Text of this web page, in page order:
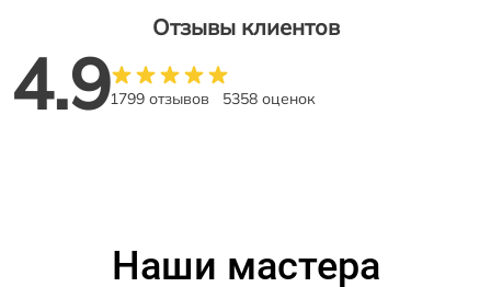
Отзывы клиентов
4.91799 отзывов 5358 оценок
Наши мастера